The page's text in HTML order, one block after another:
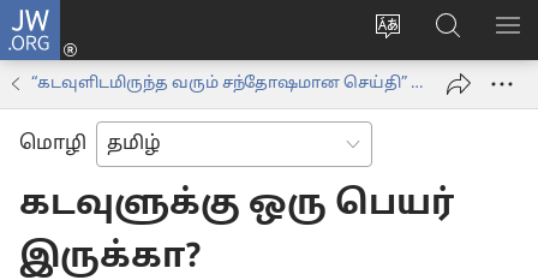
JW.ORG
மொழியை
மாற்றவும்
உள்நுழைக
new
window)
JW.ORG-
ல்
தேடவும்
“கடவுளிடமிருந்த வரும் சந்தோஷமான செய்தி” வீடியோக்கள்
மொழி
கடவுளுக்கு ஒரு பெயர்
இருக்கா?